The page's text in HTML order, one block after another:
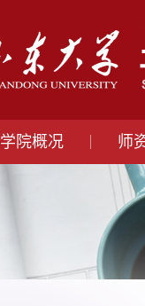
学院概况 师